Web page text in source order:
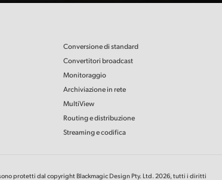
Conversione di standard
Convertitori broadcast
Monitoraggio
Archiviazione in rete
MultiView
Routing e distribuzione
Streaming e codifica
protetti dal copyright Blackmagic Design Pty. Ltd. 2026, tutti i diritti